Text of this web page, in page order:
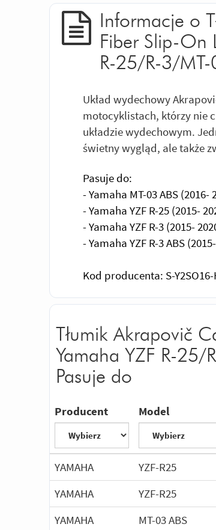
Informacje o
Fiber Slip-On
R-25/R-3/MT-
Układ wydechowy
motocyklistach, którzy nie
układzie wydechowym.
świetny wygląd, ale także
Pasuje do:
- Yamaha MT-03 ABS (2016-
- Yamaha YZF R-25 (2015-
- Yamaha YZF R-3 (2015-
- Yamaha YZF R-3 ABS
Kod producenta: S-Y2SO16-
Tłumik Akrapovič
Yamaha YZF R-25/
Pasuje do
Producent Model
YAMAHA YZF-R25
YAMAHA
YZF-R25
YAMAHA
MT-03 ABS